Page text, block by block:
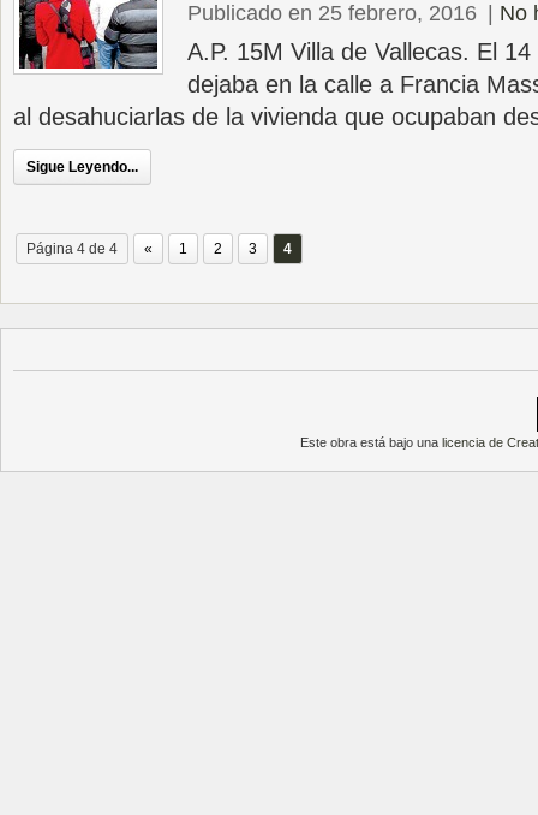
Publicado en 25 febrero, 2016 No
A.P. 15M Villa de Vallecas. El
dejaba en la calle a Francia
al desahuciarlas de la vivienda que ocupaban
Sigue Leyendo...
Página 4 de 4 « 1 2 3 4
Este obra está bajo una licencia de